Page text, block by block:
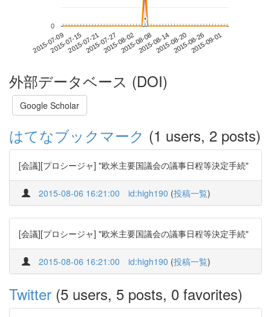
2015-07-092015-07-152015-07-212015-07-272015-08-022015-08-082015-08-142015-08-202015-08-262015-09-01
0
*
*
外部データベース (DOI)
Google Scholar
はてなブックマーク (1 users, 2 posts)
[会議][プロシージャ] "欧米主要国議会の議事日程等決定手続"
2015-08-06 16:21:00 id:high190 (投稿一覧)
[会議][プロシージャ] "欧米主要国議会の議事日程等決定手続"
2015-08-06 16:21:00 id:high190 (投稿一覧)
Twitter (5 users, 5 posts, 0 favorites)